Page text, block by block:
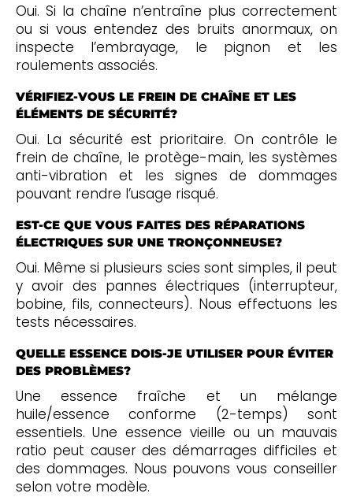
Oui. Si la chaîne n’entraîne plus correctement
ou si vous entendez des bruits anormaux, on
inspecte l’embrayage, le pignon et les
roulements associés.
VÉRIFIEZ-VOUS LE FREIN DE CHAÎNE ET LES
ÉLÉMENTS DE SÉCURITÉ?
Oui. La sécurité est prioritaire. On contrôle le
frein de chaîne, le protège-main, les systèmes
anti-vibration et les signes de dommages
pouvant rendre l’usage risqué.
EST-CE QUE VOUS FAITES DES RÉPARATIONS
ÉLECTRIQUES SUR UNE TRONÇONNEUSE?
Oui. Même si plusieurs scies sont simples, il peut
y avoir des pannes électriques (interrupteur,
bobine, fils, connecteurs). Nous effectuons les
tests nécessaires.
QUELLE ESSENCE DOIS-JE UTILISER POUR ÉVITER
DES PROBLÈMES?
Une essence fraîche et un mélange
huile/essence conforme (2-temps) sont
essentiels. Une essence vieille ou un mauvais
ratio peut causer des démarrages difficiles et
des dommages. Nous pouvons vous conseiller
selon votre modèle.